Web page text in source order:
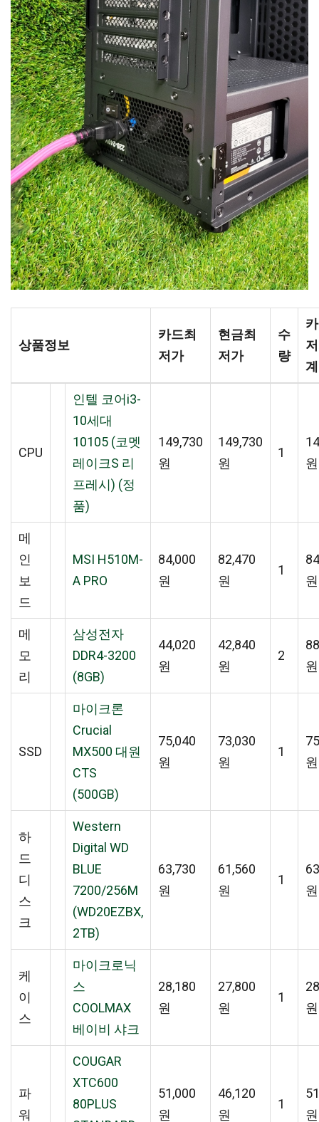
상품정보
카드최
저가
현금최
저가
수
량
계
CPU
인텔 코어i3-
10세대
10105 (코멧
레이크S 리
프레시) (정
품)
149,730
원
149,730
원
1
원
메
인
보
드
MSI H510M-
A PRO
84,000
원
82,470
원
1
원
메
모
리
삼성전자
DDR4-3200
(8GB)
44,020
원
42,840
원
2
원
SSD
마이크론
Crucial
MX500 대원
CTS
(500GB)
75,040
원
73,030
원
1
원
하
드
디
스
크
Western
Digital WD
BLUE
7200/256M
(WD20EZBX,
2TB)
63,730
원
61,560
원
1
원
케
이
스
마이크로닉
스
COOLMAX
베이비 샤크
28,180
원
27,800
원
1
원
파
워
COUGAR
XTC600
80PLUS
51,000
원
46,120
원
1
원